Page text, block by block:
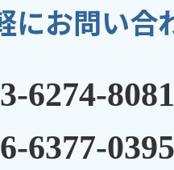
にお問い合
6274-8081
6377-0395